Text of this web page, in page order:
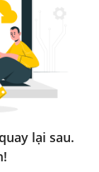
lại sau.